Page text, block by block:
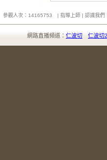
參觀人次：14165753 | 指導上師 | 認識我們
網路直播頻道： 仁波切 仁波切2